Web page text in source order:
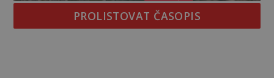
PROLISTOVAT ČASOPIS